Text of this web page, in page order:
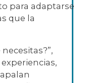
para adaptarse
que la